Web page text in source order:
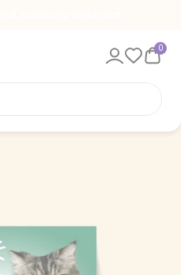
0